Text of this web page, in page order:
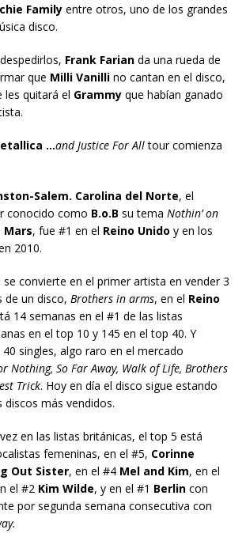
Family entre otros, uno de los grandes
disco.
Frank Farian da una rueda de
que Milli Vanilli no cantan en el disco,
les quitará el Grammy que habían ganado
…and Justice For Alltour comienza
Salem. Carolina del Norte, el
conocido como B.o.B su tema Nothin’ on
Mars, fue #1 en el Reino Unido y en los
2010.
se convierte en el primer artista en vender 3
de un disco, Brothers in arms, en el Reino
14 semanas en el #1 de las listas
en el top 10 y 145 en el top 40. Y
singles, algo raro en el mercado
Nothing, So Far Away, Walk of Life, Brothers
Trick. Hoy en día el disco sigue estando
más vendidos.
en las listas británicas, el top 5 está
femeninas, en el #5, Corinne
Out Sister, en el #4 Mel and Kim, en el
el #2 Kim Wilde, y en el #1 Berlin con
por segunda semana consecutiva con